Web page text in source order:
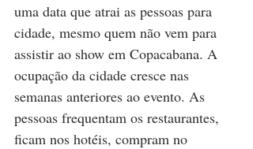
uma data que atrai as pessoas para
cidade, mesmo quem não vem para
assistir ao show em Copacabana. A
ocupação da cidade cresce nas
semanas anteriores ao evento. As
pessoas frequentam os restaurantes,
ficam nos hotéis, compram no